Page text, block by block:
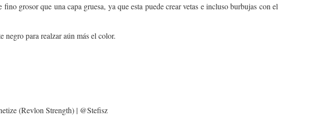
grosor que una capa gruesa, ya que esta puede crear vetas e incluso burbujas con el
negro para realzar aún más el color.
(Revlon Strength) | @Stefisz